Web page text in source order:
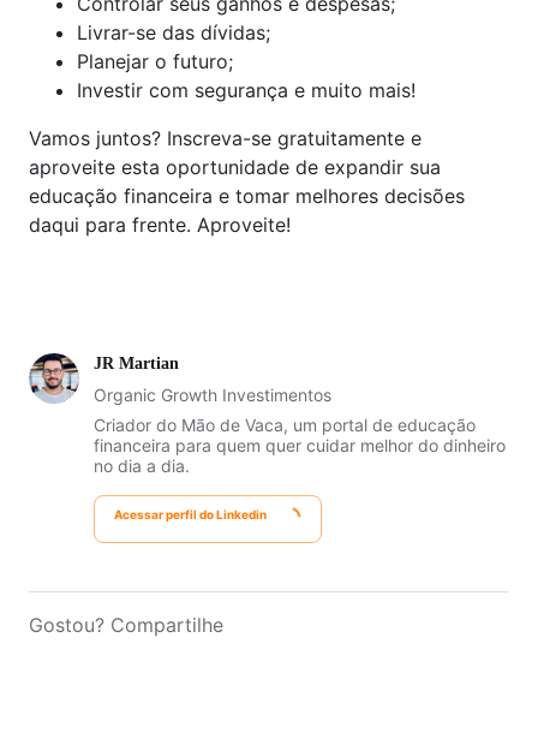
Livrar-se das dívidas;
Planejar o futuro;
Investir com segurança e muito mais!
Vamos juntos? Inscreva-se gratuitamente e
aproveite esta oportunidade de expandir sua
educação financeira e tomar melhores decisões
daqui para frente. Aproveite!
JR Martian
Organic Growth Investimentos
Criador do Mão de Vaca, um portal de educação
financeira para quem quer cuidar melhor do dinheiro
no dia a dia.
Acessar perfil do Linkedin
Gostou? Compartilhe